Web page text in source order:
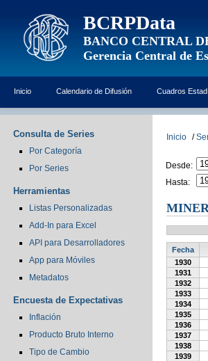
BCRPData
BANCO CENTRAL
Gerencia Central de
Inicio Calendario de Difusión Cuadros
Consulta de Series
Por Categoría
Por Series
Herramientas
Listas Personalizadas
Add-In para Excel
API para Desarrolladores
App para Móviles
Metadatos
Encuesta de Expectativas
Inflación
Producto Bruto Interno
Tipo de Cambio
Inicio /
Desde:
Hasta:
Fecha
1930
1931
1932
1933
1934
1935
1936
1937
1938
1939